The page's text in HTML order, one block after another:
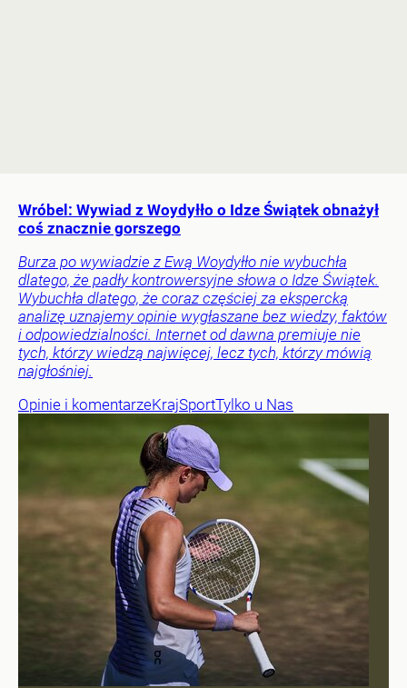
Wróbel: Wywiad z Woydyłło o Idze Świątek obnażył
coś znacznie gorszego
Burza po wywiadzie z Ewą Woydyłło nie wybuchła
dlatego, że padły kontrowersyjne słowa o Idze Świątek.
Wybuchła dlatego, że coraz częściej za ekspercką
analizę uznajemy opinie wygłaszane bez wiedzy, faktów
i odpowiedzialności. Internet od dawna premiuje nie
tych, którzy wiedzą najwięcej, lecz tych, którzy mówią
najgłośniej.
Opinie i komentarzeKrajSportTylko u Nas